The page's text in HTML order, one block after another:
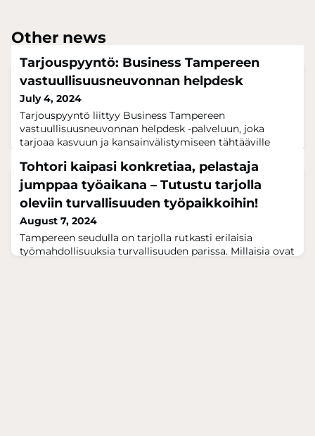
Other news
Tarjouspyyntö: Business Tampereen
vastuullisuusneuvonnan helpdesk
July 4, 2024
Tarjouspyyntö liittyy Business Tampereen
vastuullisuusneuvonnan helpdesk -palveluun, joka
tarjoaa kasvuun ja kansainvälistymiseen tähtääville
vastuullisuuteen liittyvissä kysymyksissä sekä neuvoo
vastuullisuuden sääntelymuutoksissa ja sopivien
vastuullisuustyökalujen valinnassa. Business Tampere
etsii tällä kilpailutuksella itselleen kumppania palv
Tohtori kaipasi konkretiaa, pelastaja
jumppaa työaikana – Tutustu tarjolla
oleviin turvallisuuden työpaikkoihin!
August 7, 2024
Tampereen seudulla on tarjolla rutkasti erilaisia
työmahdollisuuksia turvallisuuden parissa. Millaisia ovat